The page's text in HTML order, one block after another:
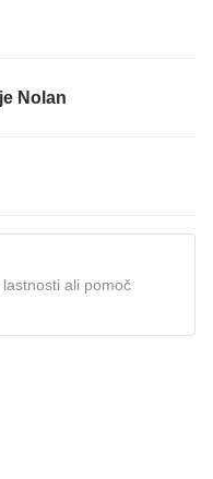
Nolan
ali pomoč